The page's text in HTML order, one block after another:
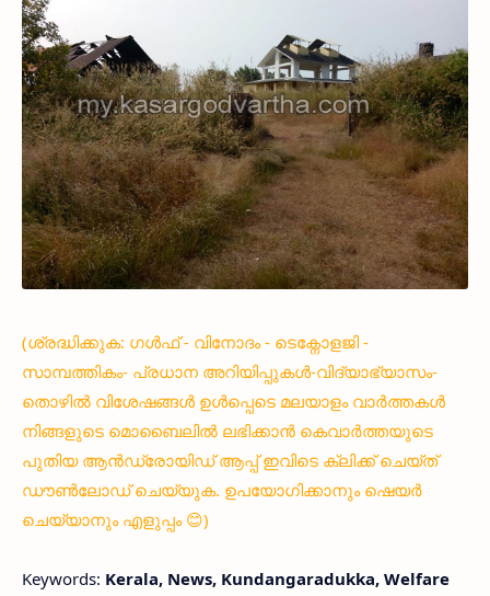
(ശ്രദ്ധിക്കുക: ഗൾഫ് - വിനോദം - ടെക്നോളജി -
സാമ്പത്തികം- പ്രധാന അറിയിപ്പുകൾ-വിദ്യാഭ്യാസം-
തൊഴിൽ വിശേഷങ്ങൾ ഉൾപ്പെടെ മലയാളം വാർത്തകൾ
നിങ്ങളുടെ മൊബൈലിൽ ലഭിക്കാൻ കെവാർത്തയുടെ
പുതിയ ആൻഡ്രോയിഡ് ആപ്പ് ഇവിടെ ക്ലിക്ക് ചെയ്ത്
ഡൗൺലോഡ് ചെയ്യുക. ഉപയോഗിക്കാനും ഷെയർ
ചെയ്യാനും എളുപ്പം 😊)
Keywords: Kerala, News, Kundangaradukka, Welfare